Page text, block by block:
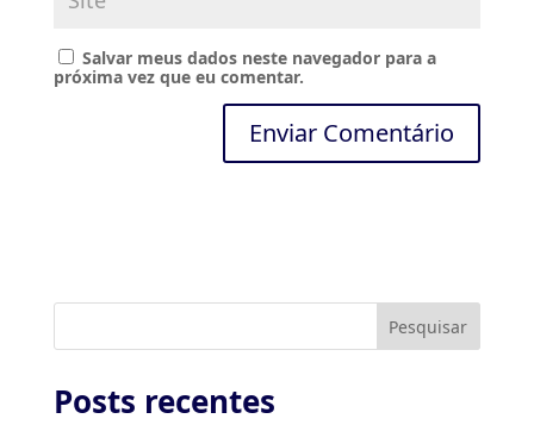
Salvar meus dados neste navegador para a
próxima vez que eu comentar.
t
v
Pesquisar
Posts recentes